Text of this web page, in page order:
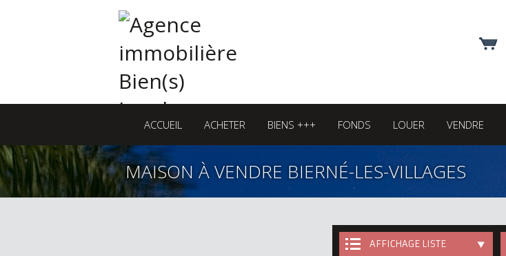
ACCUEIL ACHETER BIENS +++ FONDS LOUER VENDRE
MAISON À VENDRE BIERNÉ-LES-VILLAGES
AFFICHAGE LISTE